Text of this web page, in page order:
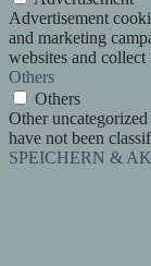
Advertisement
and marketing
websites and
Others
Others
Other
have not been
SPEICHERN &